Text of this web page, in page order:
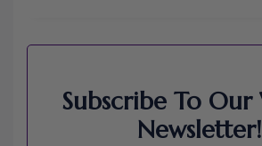
Subscribe To Our
Newsletter!